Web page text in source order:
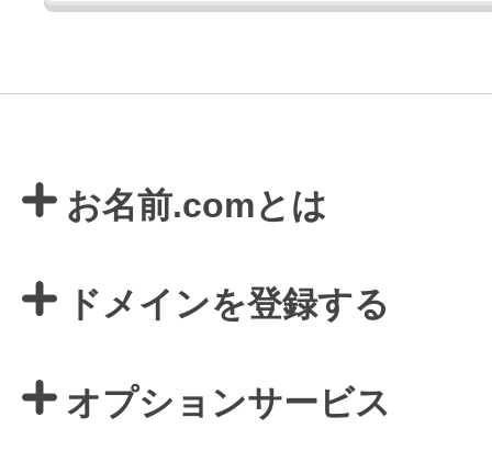
お名前.comとは
ドメインを登録する
オプションサービス